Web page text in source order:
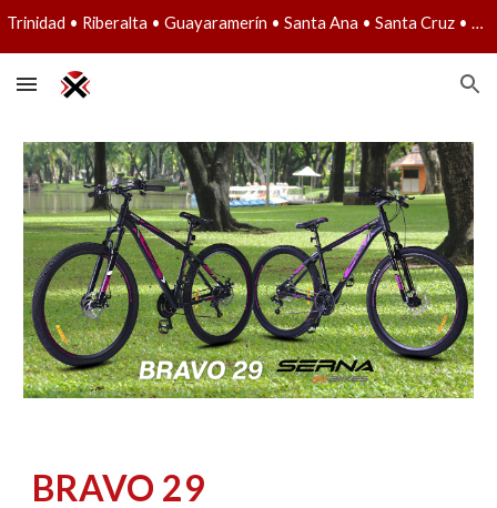
Trinidad • Riberalta • Guayaramerín • Santa Ana • Santa Cruz • Lun a Vie: 08:30 - 12:30 y 14:50 a 19:30 • Sáb: 09:00 a 13:00
BRAVO 29